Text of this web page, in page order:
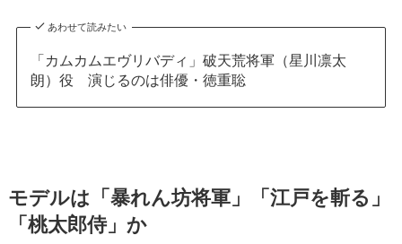
あわせて読みたい
「カムカムエヴリバディ」破天荒将軍（星川凛太
朗）役 演じるのは俳優・徳重聡
モデルは「暴れん坊将軍」「江戸を斬る」
「桃太郎侍」か